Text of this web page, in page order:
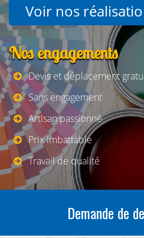
Voir nos
Nos engagements
Devis et déplacement
Sans engagement
Artisan passionné
Prix imbattable
Travail de qualité
Demande de